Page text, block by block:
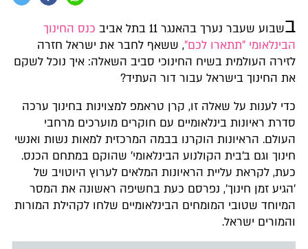
בשבוע שעבר נערך בהאנגר 11 בתל אביב
כנס החינוך
הבינלאומי "תתארו לכם", ששאף לחבר את ישראל חזרה
לזירה העולמית בשיח החינוכי סביב השאלה: איך נוכל לשקם
את החינוך בישראל עבור דור העתיד?
כדי לענות על שאלה זו, קרן טראמפ למצוינות בחינוך ערכה
סדרת ראיונות בינלאומיים עם חוקרים מוערכים מרחבי
העולם. הראיונות הוקרנו בבמה המרכזית למאות נשות ואנשי
חינוך וגם ב'בית הקולנוע הבינלאומי' שהוקם במתחם הכנס.
כעת, לקראת עליית הראיונות המלאים לערוץ היוטויב של
'הגיע זמן חינוך', נפרסם כעת בחשיפה ראשונה את המסר
המיוחד שטובי המומחים הבינלאומיים שלחו לקהילת המורות
והמורים ישראל.